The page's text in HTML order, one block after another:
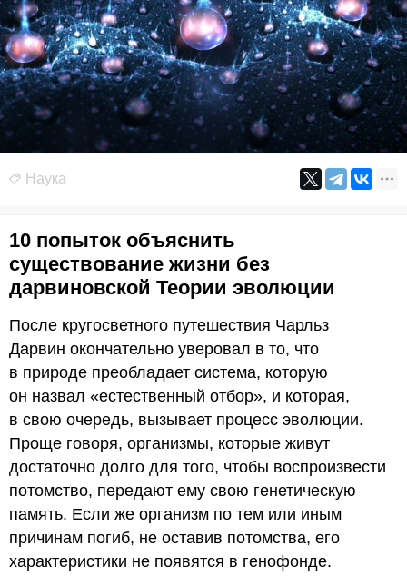
Наука
10 попыток объяснить
существование жизни без
дарвиновской Теории эволюции
После кругосветного путешествия Чарльз
Дарвин окончательно уверовал в то, что
в природе преобладает система, которую
он назвал «естественный отбор», и которая,
в свою очередь, вызывает процесс эволюции.
Проще говоря, организмы, которые живут
достаточно долго для того, чтобы воспроизвести
потомство, передают ему свою генетическую
память. Если же организм по тем или иным
причинам погиб, не оставив потомства, его
характеристики не появятся в генофонде.